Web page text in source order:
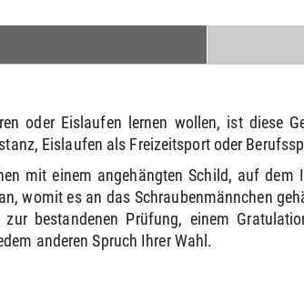
oder Eislaufen lernen wollen, ist diese
Eislaufen als Freizeitsport oder
mit einem angehängten Schild, auf
womit es an das Schraubenmännchen
zur bestandenen Prüfung, einem
anderen Spruch Ihrer Wahl.